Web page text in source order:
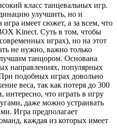
класс танцевальных игр.
улучшить, но и
имеет сюжет, а за всем, что
Kinect. Суть в том, чтобы
играх), но на этот
не нужно, важно только
танцором. Основана
направлениях, популярных
подобных играх довольно
веса, так как потеря до 300
интересно, что играть в игру
даже можно устраивать
Игра предполагает
каждая из которых имеет